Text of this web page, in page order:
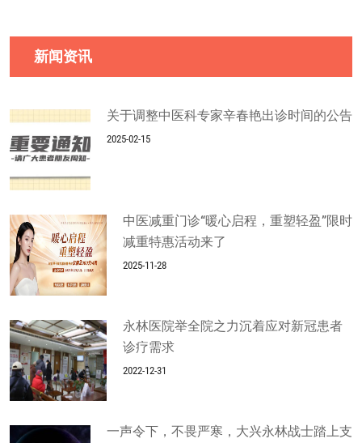
新闻资讯
关于调整中医科专家辛春艳出诊时间的公告
2025-02-15
中医减重门诊“暖心启程，重塑轻盈”限时
减重特惠活动来了
2025-11-28
永林医院举全院之力沉着应对新冠患者
诊疗需求
2022-12-31
一声令下，不畏严寒，大兴永林战士踏上支